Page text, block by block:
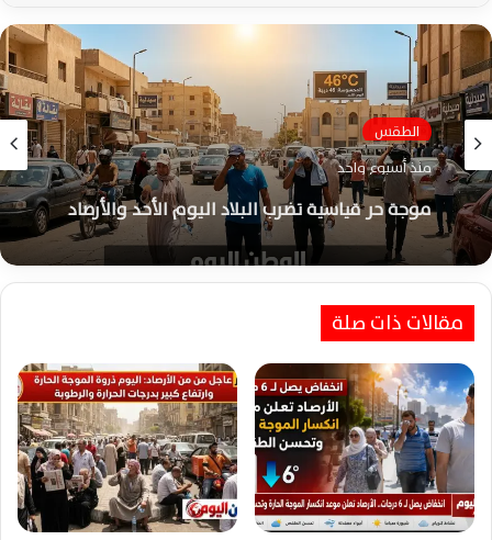
الطقس
منذ أسبوع واحد
موجة حر قياسية تضرب البلاد اليوم الأحد والأرصاد
تحذر من محسوسة تصل 46 درجة
مقالات ذات صلة